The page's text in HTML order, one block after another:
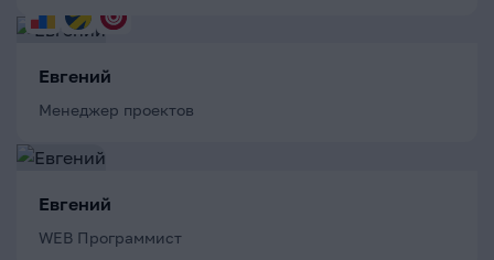
Евгений
Менеджер проектов
Евгений
WEB Программист